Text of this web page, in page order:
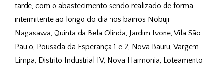
tarde, com o abastecimento sendo realizado de forma
intermitente ao longo do dia nos bairros Nobuji
Nagasawa, Quinta da Bela Olinda, Jardim Ivone, Vila São
Paulo, Pousada da Esperança 1 e 2, Nova Bauru, Vargem
Limpa, Distrito Industrial IV, Nova Harmonia, Loteamento